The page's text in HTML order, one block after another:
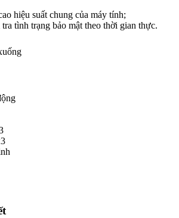
hiệu suất chung của máy tính;
tình trạng bảo mật theo thời gian thực.